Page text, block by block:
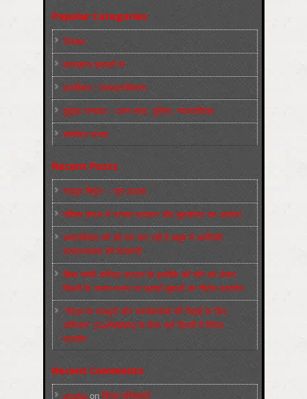
Popular Categories
Slider
कारख़ाना इलाक़ों से
फ़ासीवाद / साम्‍प्रदायिकता
बुर्जुआ जनवाद – दमन तंत्र, पुलिस, न्‍यायपालिका
संघर्षरत जनता
Recent Posts
मज़दूर बिगुल – जून 2026
पश्चिम बंगाल में भाजपा सरकार और बुलडोज़र का आतंक!
अमानवीयता की हदें पार कर रही है क्यूबा में अमेरिकी
साम्राज्यवाद की घेराबन्दी
शिक्षा मंत्री धर्मेन्द्र प्रधान के इस्तीफ़े की माँग को लेकर
दिल्ली के जन्तर-मन्तर पर छात्रों-युवाओं का विरोध प्रदर्शन
‘नोएडा के मज़दूरों और कार्यकर्ताओं की रिहाई के लिए
अभियान’ (CaRWAN) के बैनर तले दिल्ली में विरोध
प्रदर्शन
Recent Comments
sneha on बिगुल पुस्तिकाएँ